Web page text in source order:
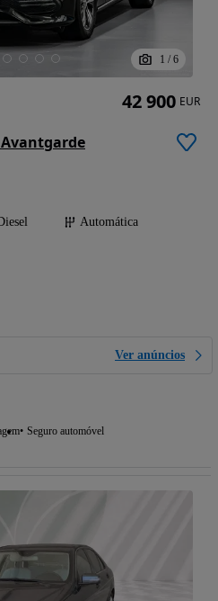
1 / 6
Avantgarde
Automática
Ver anúncios
Seguro automóvel
42 900 EUR